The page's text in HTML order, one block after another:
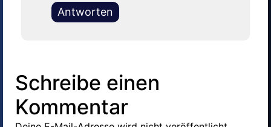
Antworten
Schreibe einen
Kommentar